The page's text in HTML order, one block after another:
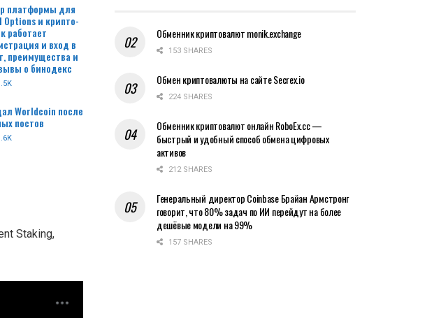
платформы для
и крипто-
работает
и вход в
преимущества и
о бинодекс
Worldcoin после
постов
Staking,
Обменник криптовалют monik.exchange
153 SHARES
Обмен криптовалюты на сайте Secrex.io
224 SHARES
Обменник криптовалют онлайн RoboEx.cc —
быстрый и удобный способ обмена цифровых
активов
212 SHARES
Генеральный директор Coinbase Брайан Армстронг
говорит, что 80% задач по ИИ перейдут на более
дешёвые модели на 99%
157 SHARES